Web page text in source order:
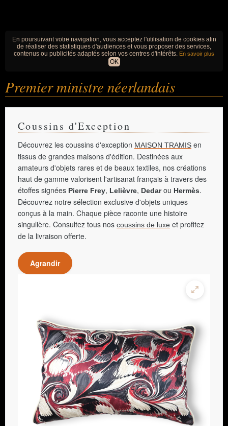
En poursuivant votre navigation, vous acceptez l'utilisation de cookies afin
de réaliser des statistiques d'audiences et vous proposer des services,
contenus ou publicités adaptés selon vos centres d'intérêts. En savoir plus
OK
Premier ministre néerlandais
Coussins d'Exception
Découvrez les coussins d'exception MAISON TRAMIS en
tissus de grandes maisons d'édition. Destinées aux
amateurs d'objets rares et de beaux textiles, nos créations
haut de gamme valorisent l'artisanat français à travers des
étoffes signées Pierre Frey, Lelièvre, Dedarou Hermès.
Découvrez notre sélection exclusive d'objets uniques
conçus à la main. Chaque pièce raconte une histoire
singulière. Consultez tous nos coussins de luxe et profitez
de la livraison offerte.
Agrandir